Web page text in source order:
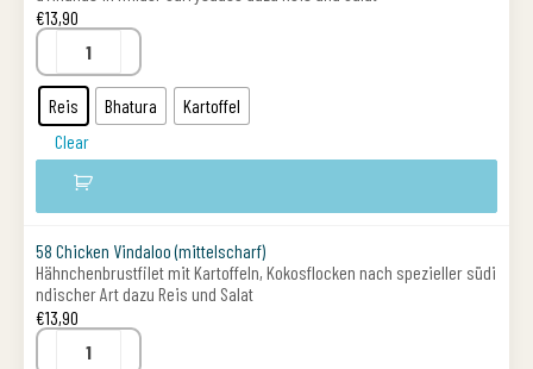
€13,90
Reis Bhatura
Kartoffel
Clear
58 Chicken Vindaloo (mittelscharf)
Hähnchenbrustfilet mit Kartoffeln, Kokosflocken nach spezieller südi
ndischer Art dazu Reis und Salat
€13,90